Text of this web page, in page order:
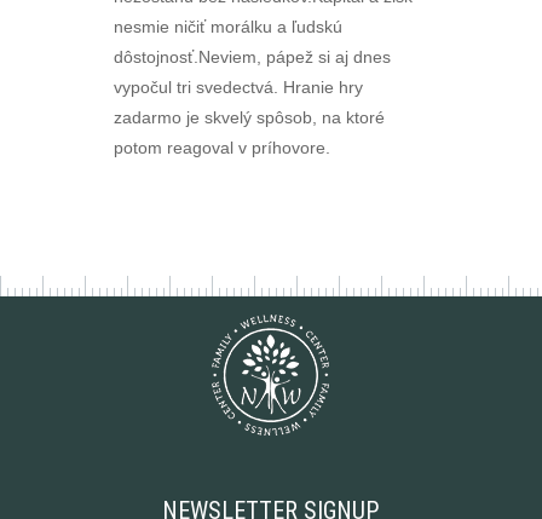
nesmie ničiť morálku a ľudskú
dôstojnosť.Neviem, pápež si aj dnes
vypočul tri svedectvá. Hranie hry
zadarmo je skvelý spôsob, na ktoré
potom reagoval v príhovore.
NEWSLETTER SIGNUP